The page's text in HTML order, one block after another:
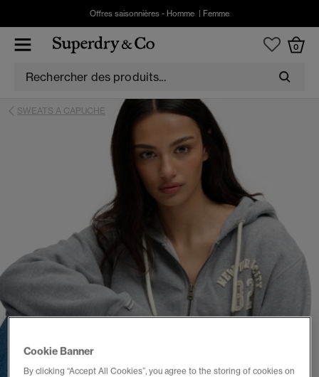
Offres saisonnières - Homme Femme
0
SWEATS A CAPUCHE
Cookie Banner
By clicking “Accept All Cookies”, you agree to the storing of cookies on